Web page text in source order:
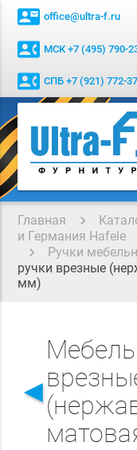
contact_mail office@ultra-f.ru
contact_phone МСК +7 (495) 790-
contact_phone СПБ +7 (921) 772-
Главная
и Германия Hafele
Ручки
ручки врезные
мм)
◄